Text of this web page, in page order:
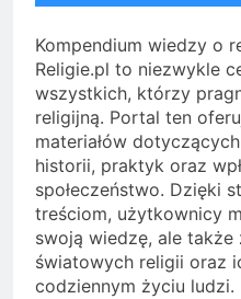
Kompendium wiedzy o
Religie.pl to niezwykle
wszystkich, którzy
religijną. Portal ten
materiałów
historii, praktyk oraz
społeczeństwo. Dzięki
treściom, użytkownicy
swoją wiedzę, ale
światowych religii oraz
codziennym życiu ludzi.